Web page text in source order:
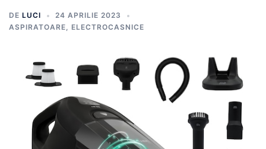
DE LUCI
24 APRILIE 2023
ASPIRATOARE, ELECTROCASNICE